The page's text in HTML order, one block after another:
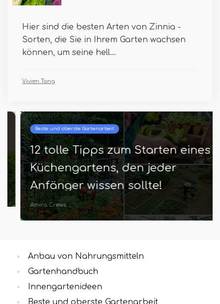
Hier sind die besten Arten von Zinnia -
Sorten, die Sie in Ihrem Garten wachsen
können, um seine hell...
Vivien Tang
Beste und oberste Gartenarbeit
12 tolle Tipps zum Starten eines
Küchengartens, den jeder
Anfänger wissen sollte!
Amira Crews
Anbau von Nahrungsmitteln
Gartenhandbuch
Innengartenideen
Beste und oberste Gartenarbeit